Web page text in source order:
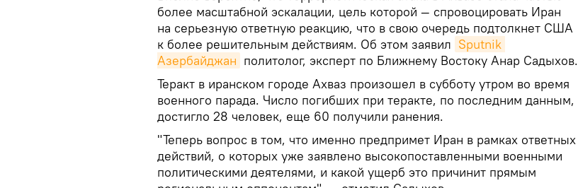
более масштабной эскалации, цель которой — спровоцировать Иран
на серьезную ответную реакцию, что в свою очередь подтолкнет США
к более решительным действиям. Об этом заявил Sputnik
Азербайджан политолог, эксперт по Ближнему Востоку Анар Садыхов.
Теракт в иранском городе Ахваз произошел в субботу утром во время
военного парада. Число погибших при теракте, по последним данным,
достигло 28 человек, еще 60 получили ранения.
"Теперь вопрос в том, что именно предпримет Иран в рамках ответных
действий, о которых уже заявлено высокопоставленными военными
политическими деятелями, и какой ущерб это причинит прямым